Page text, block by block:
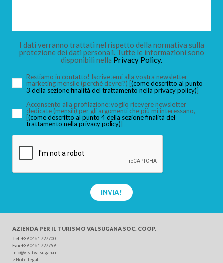
I dati verranno trattati nel rispetto della normativa sulla
protezione dei dati personali. Tutte le informazioni sono
disponibili nella Privacy Policy.
Restiamo in contatto! Iscrivetemi alla vostra newsletter
marketing mensile (perché dovrei?) [(come descritto al punto
3 della sezione finalità del trattamento nella privacy policy)]
Acconsento alla profilazione: voglio ricevere newsletter
dedicate (mensili) per gli argomenti che più mi interessano,
[(come descritto al punto 4 della sezione finalità del
trattamento nella privacy policy)]
INVIA!
AZIENDA PER IL TURISMO VALSUGANA SOC. COOP.
Tel +39 0461 727700
Fax+39 0461 727799
info@visitvalsugana.it
> Note legali